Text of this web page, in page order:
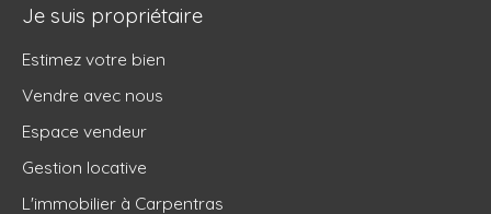
Je suis propriétaire
Estimez votre bien
Vendre avec nous
Espace vendeur
Gestion locative
L'immobilier à Carpentras